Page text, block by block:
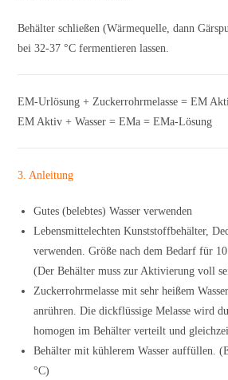
Behälter schließen (Wärmequelle, dann
bei 32-37 °C fermentieren lassen.
EM-Urlösung + Zuckerrohrmelasse = EM
EM Aktiv + Wasser = EMa = EMa-Lösung
3. Anleitung
Gutes (belebtes) Wasser verwenden
Lebensmittelechten Kunststoffbehälter,
verwenden. Größe nach dem Bedarf für
(Der Behälter muss zur Aktivierung voll
Zuckerrohrmelasse mit sehr heißem
anrühren. Die dickflüssige Melasse wird
homogen im Behälter verteilt und
Behälter mit kühlerem Wasser auffüllen.
°C)